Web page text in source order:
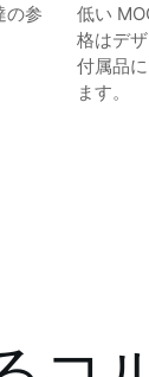
の参
低い
格はデ
付属品
ます。